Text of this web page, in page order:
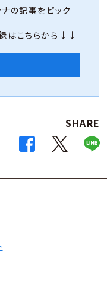
の記事をピック
はこちらから↓↓
SHARE